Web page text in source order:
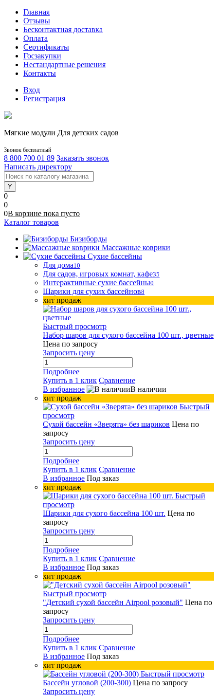
Главная
Отзывы
Бесконтактная доставка
Оплата
Сертификаты
Госзакупки
Нестандартные решения
Контакты
Вход
Регистрация
Мягкие модули Для детских садов
Звонок бесплатный
8 800 700 01 89 Заказать звонок
Написать директору
0
0
0В корзине пока пусто
Каталог товаров
Бизиборды
Массажные коврики
Сухие бассейны
Для дома10
Для садов, игровых комнат, кафе35
Интерактивные сухие бассейны0
Шарики для сухих бассейнов8
хит продаж
Быстрый просмотр
Набор шаров для сухого бассейна 100 шт., цветные
Цена по запросу
Запросить цену
Подробнее
Купить в 1 клик Сравнение
В избранное
В наличии
хит продаж
Быстрый
просмотр
Сухой бассейн «Зверята» без шариков Цена по
запросу
Запросить цену
Подробнее
Купить в 1 клик Сравнение
В избранное Под заказ
хит продаж
Быстрый
просмотр
Шарики для сухого бассейна 100 шт. Цена по
запросу
Запросить цену
Подробнее
Купить в 1 клик Сравнение
В избранное Под заказ
хит продаж
Быстрый просмотр
"Детский сухой бассейн Airpool розовый" Цена по
запросу
Запросить цену
Подробнее
Купить в 1 клик Сравнение
В избранное Под заказ
хит продаж
Быстрый просмотр
Бассейн угловой (200-300) Цена по запросу
Запросить цену